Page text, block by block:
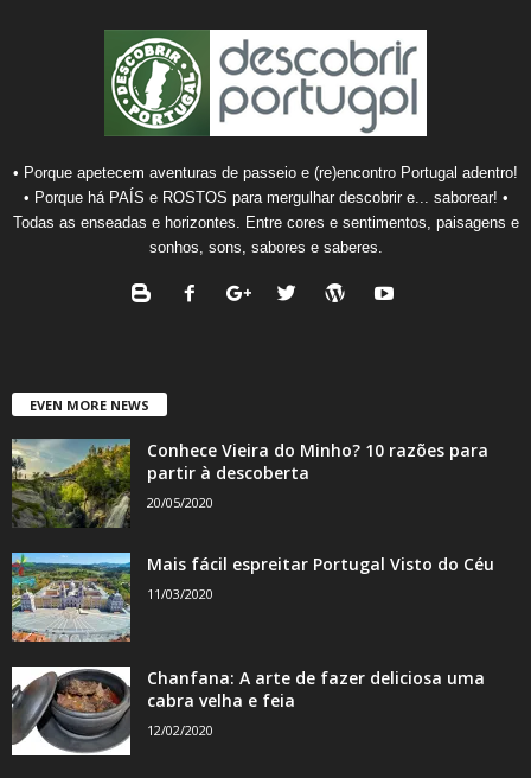
• Porque apetecem aventuras de passeio e (re)encontro Portugal adentro!
• Porque há PAÍS e ROSTOS para mergulhar descobrir e... saborear! •
Todas as enseadas e horizontes. Entre cores e sentimentos, paisagens e
sonhos, sons, sabores e saberes.
EVEN MORE NEWS
Conhece Vieira do Minho? 10 razões para
partir à descoberta
20/05/2020
Mais fácil espreitar Portugal Visto do Céu
11/03/2020
Chanfana: A arte de fazer deliciosa uma
cabra velha e feia
12/02/2020